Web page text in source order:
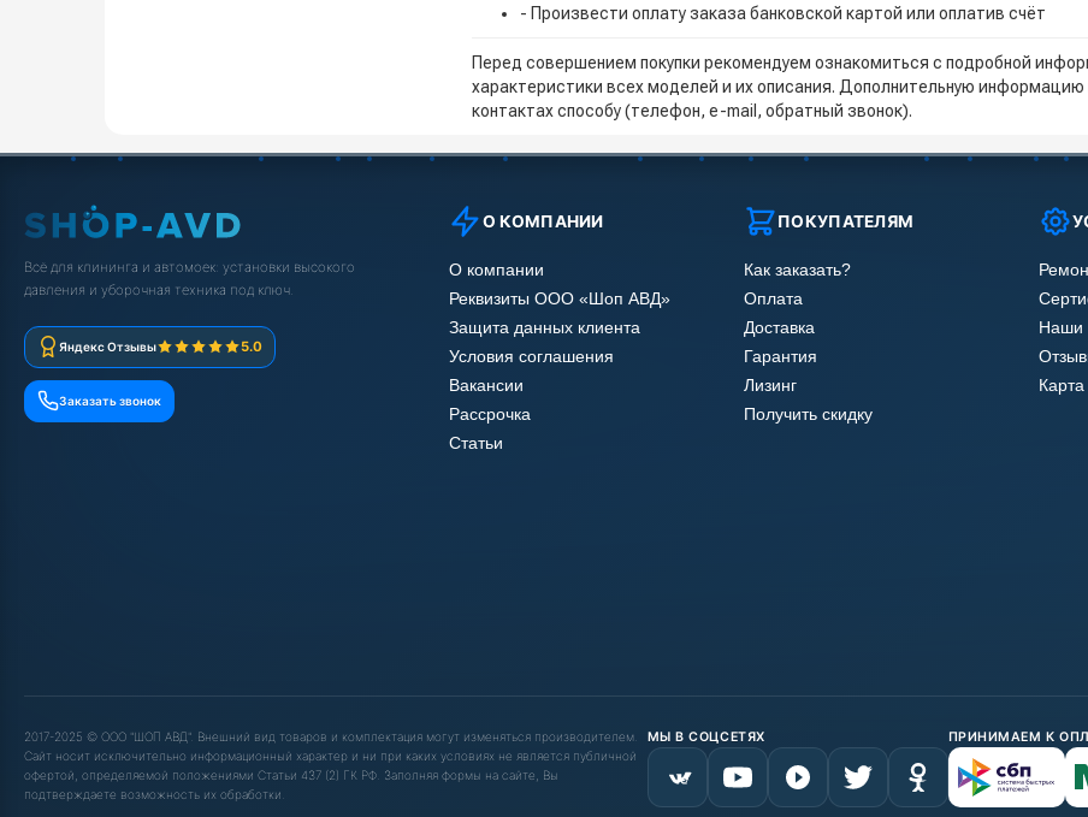
- Произвести оплату заказа банковской картой или оплатив счёт
Перед совершением покупки рекомендуем ознакомиться с подробной
характеристики всех моделей и их описания. Дополнительную информацию
контактах способу (телефон, e-mail, обратный звонок).
Всё для клининга и автомоек: установки высокого
давления и уборочная техника под ключ.
Яндекс Отзывы 5.0
Заказать звонок
О КОМПАНИИ
О компании
Реквизиты ООО «Шоп АВД»
Защита данных клиента
Условия соглашения
Вакансии
Рассрочка
Статьи
ПОКУПАТЕЛЯМ
Как заказать?
Оплата
Доставка
Гарантия
Лизинг
Получить скидку
Наши
2017-2025 © ООО "ШОП АВД". Внешний вид товаров и комплектация могут изменяться производителем.
Сайт носит исключительно информационный характер и ни при каких условиях не является публичной
офертой, определяемой положениями Статьи 437 (2) ГК РФ. Заполняя формы на сайте, Вы
подтверждаете возможность их обработки.
МЫ В СОЦСЕТЯХ ПРИНИМАЕМ К